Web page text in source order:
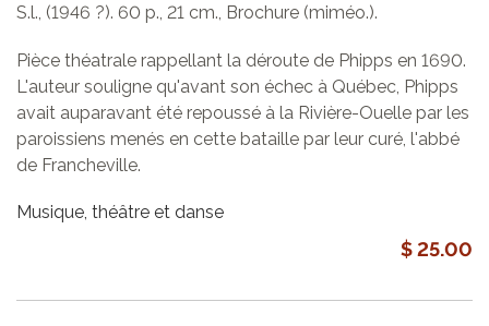
S.l., (1946 ?). 60 p., 21 cm., Brochure (miméo.).
Pièce théatrale rappellant la déroute de Phipps en 1690.
L'auteur souligne qu'avant son échec à Québec, Phipps
avait auparavant été repoussé à la Rivière-Ouelle par les
paroissiens menés en cette bataille par leur curé, l'abbé
de Francheville.
Musique, théâtre et danse
$ 25.00